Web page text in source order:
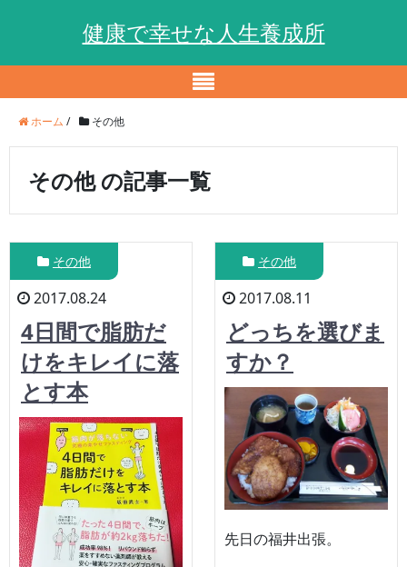
健康で幸せな人生養成所
ホーム / その他
その他 の記事一覧
その他
2017.08.24
4日間で脂肪だ
けをキレイに落
とす本
その他
2017.08.11
どっちを選びま
すか？
先日の福井出張。